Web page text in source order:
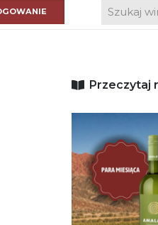
Przeczytaj